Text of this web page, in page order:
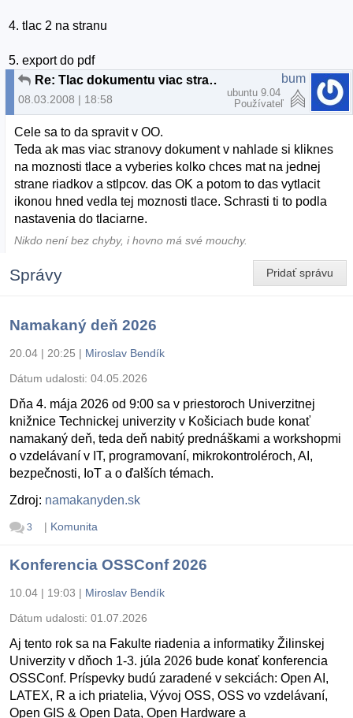
4. tlac 2 na stranu
5. export do pdf
Re: Tlac dokumentu viac stran na 1
08.03.2008 | 18:58
bum
ubuntu 9.04
Používateľ
Cele sa to da spravit v OO.
Teda ak mas viac stranovy dokument v nahlade si kliknes
na moznosti tlace a vyberies kolko chces mat na jednej
strane riadkov a stlpcov. das OK a potom to das vytlacit
ikonou hned vedla tej moznosti tlace. Schrasti ti to podla
nastavenia do tlaciarne.
Nikdo není bez chyby, i hovno má své mouchy.
Pridať správu
Správy
Namakaný deň 2026
20.04 | 20:25 | Miroslav Bendík
Dátum udalosti: 04.05.2026
Dňa 4. mája 2026 od 9:00 sa v priestoroch Univerzitnej
knižnice Technickej univerzity v Košiciach bude konať
namakaný deň, teda deň nabitý prednáškami a workshopmi
o vzdelávaní v IT, programovaní, mikrokontroléroch, AI,
bezpečnosti, IoT a o ďalších témach.
Zdroj: namakanyden.sk
3 | Komunita
Konferencia OSSConf 2026
10.04 | 19:03 | Miroslav Bendík
Dátum udalosti: 01.07.2026
Aj tento rok sa na Fakulte riadenia a informatiky Žilinskej
Univerzity v dňoch 1-3. júla 2026 bude konať konferencia
OSSConf. Príspevky budú zaradené v sekciách: Open AI,
LATEX, R a ich priatelia, Vývoj OSS, OSS vo vzdelávaní,
Open GIS & Open Data, Open Hardware a